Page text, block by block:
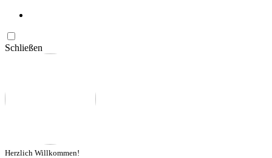
Schließen
Herzlich Willkommen!